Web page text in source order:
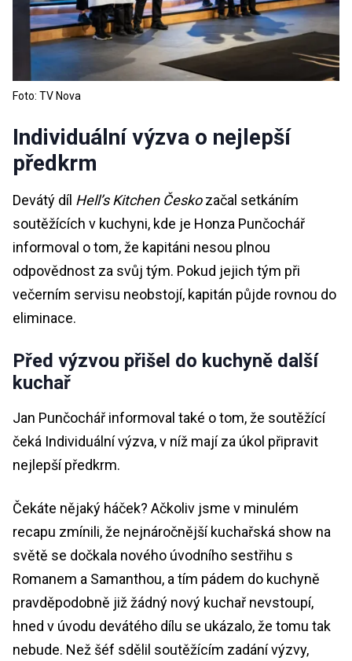
Foto: TV Nova
Individuální výzva o nejlepší
předkrm
Devátý díl Hell’s Kitchen Českozačal setkáním
soutěžících v kuchyni, kde je Honza Punčochář
informoval o tom, že kapitáni nesou plnou
odpovědnost za svůj tým. Pokud jejich tým při
večerním servisu neobstojí, kapitán půjde rovnou do
eliminace.
Před výzvou přišel do kuchyně další
kuchař
Jan Punčochář informoval také o tom, že soutěžící
čeká Individuální výzva, v níž mají za úkol připravit
nejlepší předkrm.
Čekáte nějaký háček? Ačkoliv jsme v minulém
recapu zmínili, že nejnáročnější kuchařská show na
světě se dočkala nového úvodního sestřihu s
Romanem a Samanthou, a tím pádem do kuchyně
pravděpodobně již žádný nový kuchař nevstoupí,
hned v úvodu devátého dílu se ukázalo, že tomu tak
nebude. Než šéf sdělil soutěžícím zadání výzvy,